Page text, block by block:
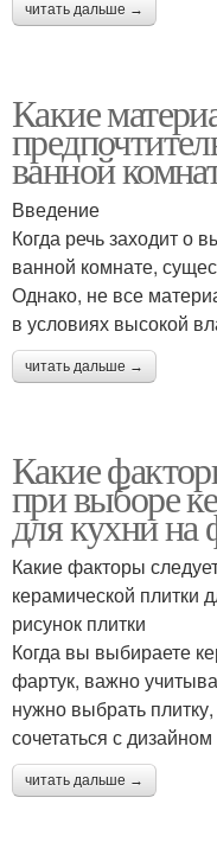
читать дальше →
Какие
ванной
Введение
Когда речь заходит о
ванной комнате,
Однако, не все
в условиях высокой
читать дальше →
Какие
при выборе
для кухни на
Какие факторы
керамической плитки
рисунок плитки
Когда вы выбираете
фартук, важно
нужно выбрать
сочетаться с
читать дальше →